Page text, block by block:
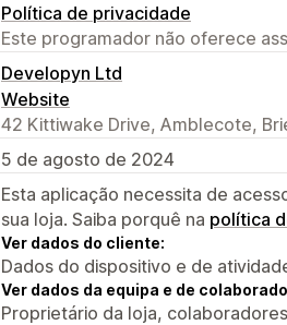
Política de privacidade
Este programador não oferece
Developyn Ltd
Website
42 Kittiwake Drive, Amblecote,
5 de agosto de 2024
Esta aplicação necessita de
sua loja. Saiba porquê na política
Ver dados do cliente:
Dados do dispositivo e de
Ver dados da equipa e de
Proprietário da loja,